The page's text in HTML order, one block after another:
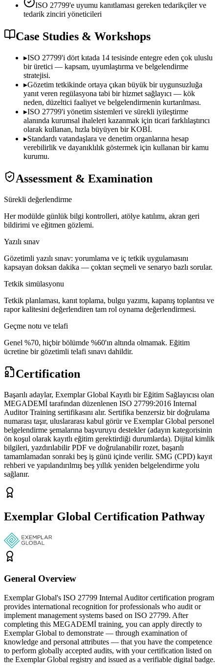
ISO 27799'e uyumu kanıtlaması gereken tedarikçiler ve
tedarik zinciri yöneticileri
Case Studies & Workshops
▸ISO 27799'i dört kıtada 14 tesisinde entegre eden çok uluslu
bir üretici — kapsam, uyumlaştırma ve belgelendirme
stratejisi.
▸Gözetim tetkikinde ortaya çıkan büyük bir uygunsuzluğa
yanıt veren regülasyona tabi bir hizmet sağlayıcı — kök
neden, düzeltici faaliyet ve belgelendirmenin kurtarılması.
▸ISO 27799'i yönetim sistemleri ve sürekli iyileştirme
alanında kurumsal ihaleleri kazanmak için ticari farklılaştırıcı
olarak kullanan, hızla büyüyen bir KOBİ.
▸Standardı vatandaşlara ve denetim organlarına hesap
verebilirlik ve dayanıklılık göstermek için kullanan bir kamu
kurumu.
Assessment & Examination
Sürekli değerlendirme
Her modülde günlük bilgi kontrolleri, atölye katılımı, akran geri
bildirimi ve eğitmen gözlemi.
Yazılı sınav
Gözetimli yazılı sınav: yorumlama ve iç tetkik uygulamasını
kapsayan doksan dakika — çoktan seçmeli ve senaryo bazlı sorular.
Tetkik simülasyonu
Tetkik planlaması, kanıt toplama, bulgu yazımı, kapanış toplantısı ve
rapor kalitesini değerlendiren tam rol oynama değerlendirmesi.
Geçme notu ve telafi
Genel %70, hiçbir bölümde %60'ın altında olmamak. Eğitim
ücretine bir gözetimli telafi sınavı dahildir.
Certification
Başarılı adaylar, Exemplar Global Kayıtlı bir Eğitim Sağlayıcısı olan
MEGADEMİ tarafından düzenlenen ISO 27799:2016 Internal
Auditor Training sertifikasını alır. Sertifika benzersiz bir doğrulama
numarası taşır, uluslararası kabul görür ve Exemplar Global personel
belgelendirme şemalarına başvuruyu destekler (adayın kategorisinin
ön koşul olarak kayıtlı eğitim gerektirdiği durumlarda). Dijital kimlik
bilgileri, yazdırılabilir PDF ve doğrulanabilir rozet, başarılı
tamamlamadan sonraki beş iş günü içinde verilir. SMG (CPD) kayıt
rehberi ve yapılandırılmış beş yıllık yeniden belgelendirme yolu
sağlanır.
Exemplar Global Certification Pathway
General Overview
Exemplar Global's ISO 27799 Internal Auditor certification program
provides international recognition for professionals who audit or
implement management systems based on ISO 27799. After
completing this MEGADEMİ training, you can apply directly to
Exemplar Global to demonstrate — through examination of
knowledge and personal attributes — that you have the competence
to perform globally accepted audits, with your certification listed on
the Exemplar Global registry and issued as a verifiable digital badge.